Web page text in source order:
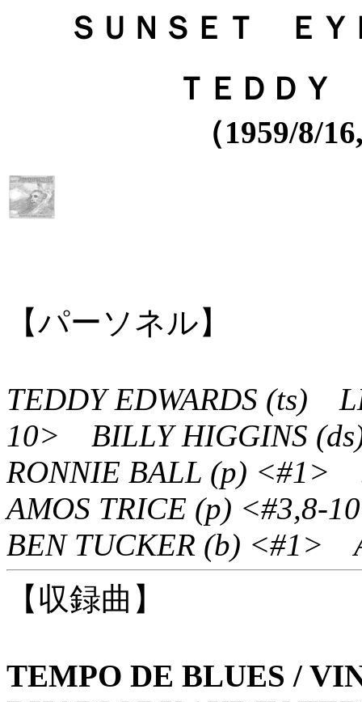
ＳＵＮＳＥＴ Ｅ
ＴＥＤＤ
（1959/8/
【パーソネル】
TEDDY EDWARDS (ts)
10> BILLY HIGGINS
RONNIE BALL (p)
AMOS TRICE (p) <#3,8-
BEN TUCKER (b) <#1>
【収録曲】
TEMPO DE BLUES /